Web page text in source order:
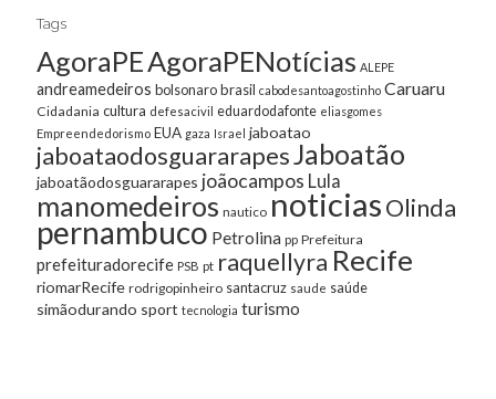
Tags
AgoraPEAgoraPENotícias ALEPE
andreamedeiros bolsonarobrasil cabodesantoagostinho Caruaru
Cidadania cultura defesacivil eduardodafonte eliasgomes
Empreendedorismo EUA gaza Israel jaboatao
jaboataodosguararapesJaboatão
jaboatãodosguararapes joãocampos Lula
manomedeiros nautico noticiasOlinda
pernambuco Petrolina pp Prefeitura
prefeituradorecife PSB pt raquellyra Recife
riomarRecife rodrigopinheiro santacruz saude saúde
simãodurando sport tecnologia turismo